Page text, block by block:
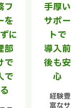
フ
を
に
部
で
で
手厚い
サポー
トで
導入前
後も安
心
経験豊